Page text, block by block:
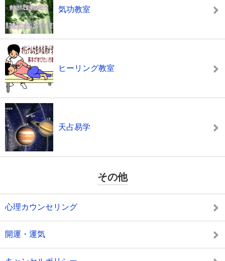
気功教室
ヒーリング教室
天占易学
その他
心理カウンセリング
開運・運気